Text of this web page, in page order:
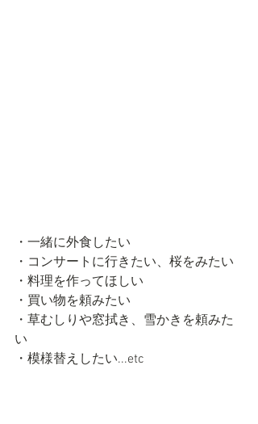
・一緒に外食したい
・コンサートに行きたい、桜をみたい
・料理を作ってほしい
・買い物を頼みたい
・草むしりや窓拭き、雪かきを頼みた
い
・模様替えしたい...etc